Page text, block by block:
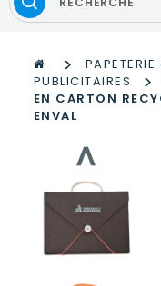
>
PUBLICITAIRES
>
EN CARTON
ENVAL